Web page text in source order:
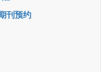
刊预约